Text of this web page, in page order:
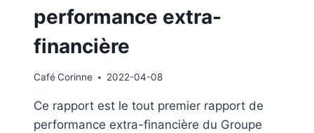
performance extra-
financière
CaféCorinne 2022-04-08
Ce rapport est le tout premier rapport de
performance extra-financière du Groupe